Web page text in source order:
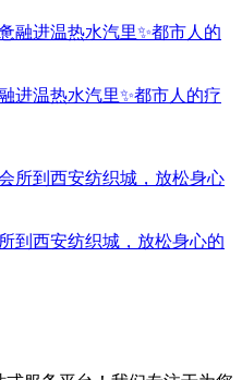
进温热水汽里✨都市人的疗
到西安纺织城，放松身心的